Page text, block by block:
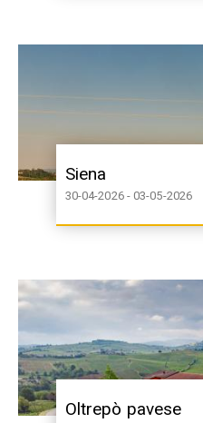
Siena
30-04-2026 - 03-05-2026
Oltrepò pavese